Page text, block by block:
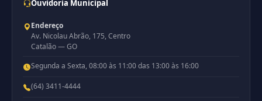
Ouvidoria Municipal
Endereço
Av. Nicolau Abrão, 175, Centro
Catalão — GO
Segunda a Sexta, 08:00 às 11:00 das 13:00 às 16:00
(64) 3411-4444